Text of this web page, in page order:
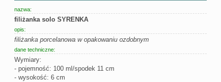
nazwa:
filiżanka solo SYRENKA
opis:
filiżanka porcelanowa w opakowaniu ozdobnym
dane techniczne:
Wymiary:
- pojemność: 100 ml/spodek 11 cm
- wysokość: 6 cm